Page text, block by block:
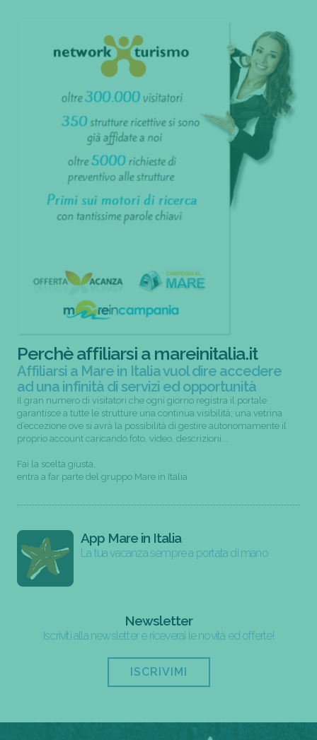
Perchè affiliarsi a mareinitalia.it
Affiliarsi a Mare in Italia vuol dire accedere
ad una infinità di servizi ed opportunità
Il gran numero di visitatori che ogni giorno registra il portale
garantisce a tutte le strutture una continua visibilità; una vetrina
d’eccezione ove si avrà la possibilità di gestire autonomamente il
proprio account caricando foto, video, descrizioni...
Fai la scelta giusta,
entra a far parte del gruppo Mare in Italia
App Mare in Italia
La tua vacanza sempre a portata di mano
Newsletter
Iscriviti alla newsletter e riceverai le novità ed offerte!
ISCRIVIMI